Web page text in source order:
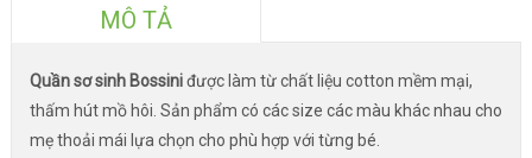
MÔ TẢ
Quần sơ sinh Bossiniđược làm từ chất liệu cotton mềm mại,
thấm hút mồ hôi. Sản phẩm có các size các màu khác nhau cho
mẹ thoải mái lựa chọn cho phù hợp với từng bé.